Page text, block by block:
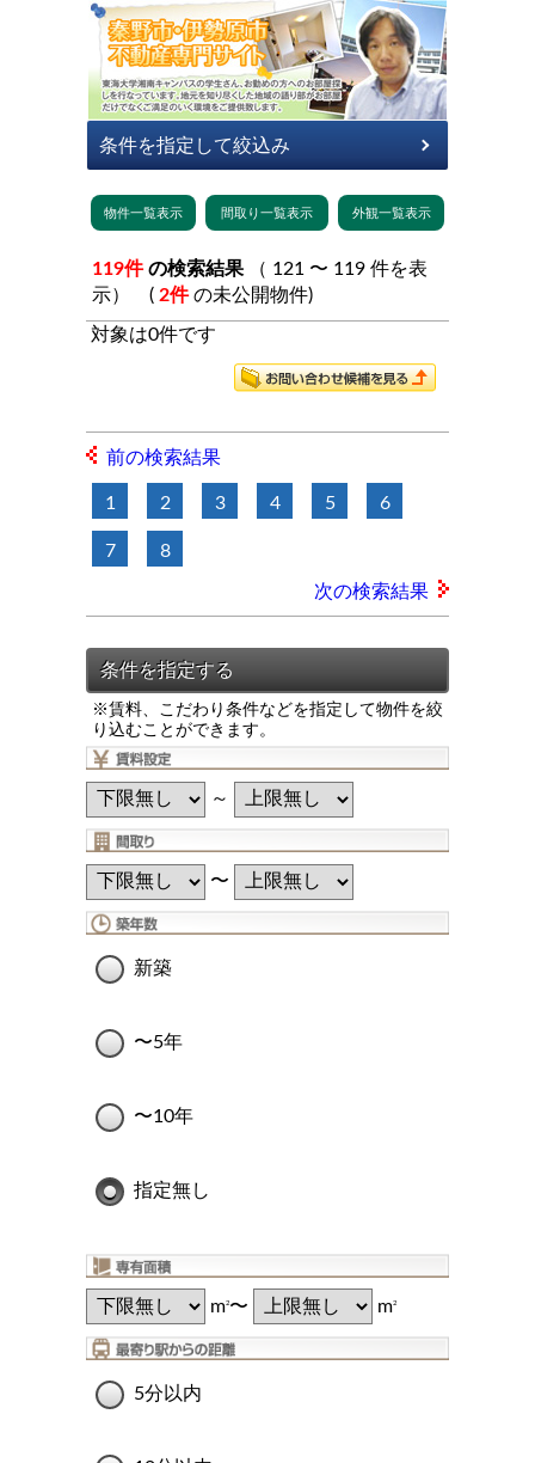
119件 の検索結果
示） ( 2件 の未公開物件)
対象は0件です
前の検索結果
1 2 3 4 5 6
7 8
次の検索結果
※賃料、こだわり条件などを指定して物件を絞
り込むことができます。
～
〜
新築
〜5年
〜10年
指定無し
m2〜 m2
5分以内